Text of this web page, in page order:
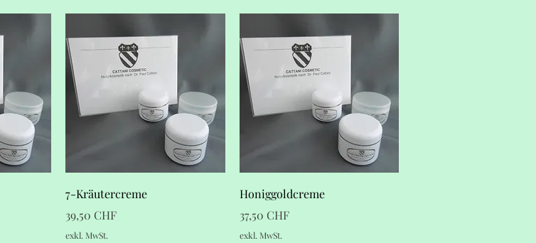
Schnellansicht
7-Kräutercreme
Preis
39,50 CHF
exkl. MwSt.
Schnellansicht
Honiggoldcreme
Preis
37,50 CHF
exkl. MwSt.